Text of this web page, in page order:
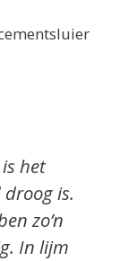
het
is.
zo’n
In lijm